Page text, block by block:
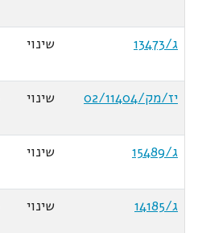
ג/13473
שינוי
יז/מק/02/11404
שינוי
ג/15489
שינוי
ג/14185
שינוי